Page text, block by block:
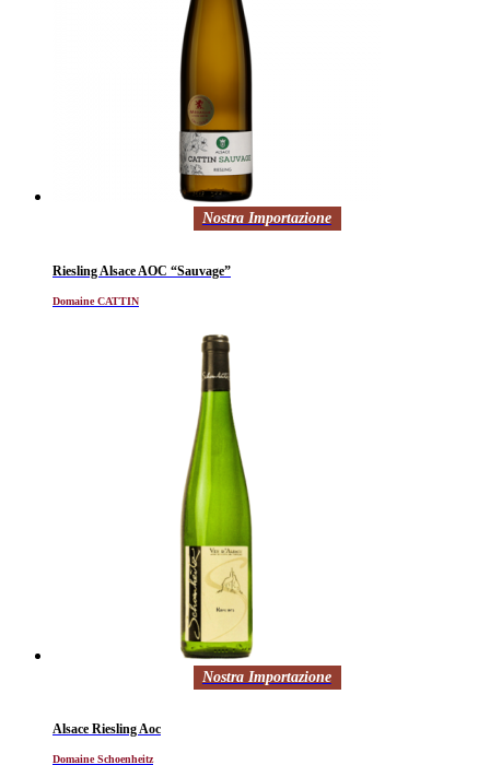
Nostra Importazione
Riesling Alsace AOC “Sauvage”
Domaine CATTIN
Nostra Importazione
Alsace Riesling Aoc
Domaine Schoenheitz